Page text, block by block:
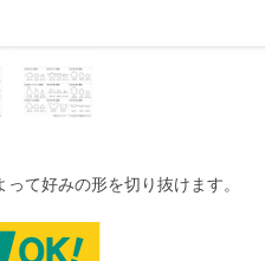
て好みの形を切り抜けます。